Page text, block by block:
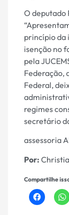
O deputado
princípio da
isenção no
pela
Federação,
Federal,
regimes
secretário
assessoria
Por:
Compartilhe